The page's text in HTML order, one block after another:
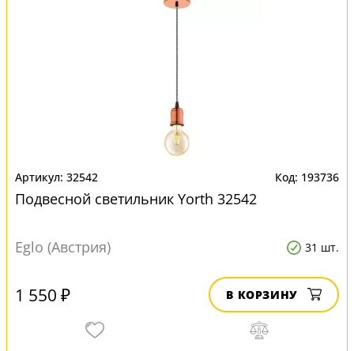
32542 193736
Подвесной светильник Yorth 32542
Eglo (Австрия) 31 шт.
1 550 ₽ В КОРЗИНУ